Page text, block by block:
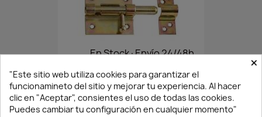
En Stock·Envío 24/48h
PASADOR SOBREPONER...
2,94 €2,06 €
×
"Este sitio web utiliza cookies para garantizar el
funcionamineto del sitio y mejorar tu experiencia. Al hacer
clic en "Aceptar", consientes el uso de todas las cookies.
Puedes cambiar tu configuración en cualquier momento"